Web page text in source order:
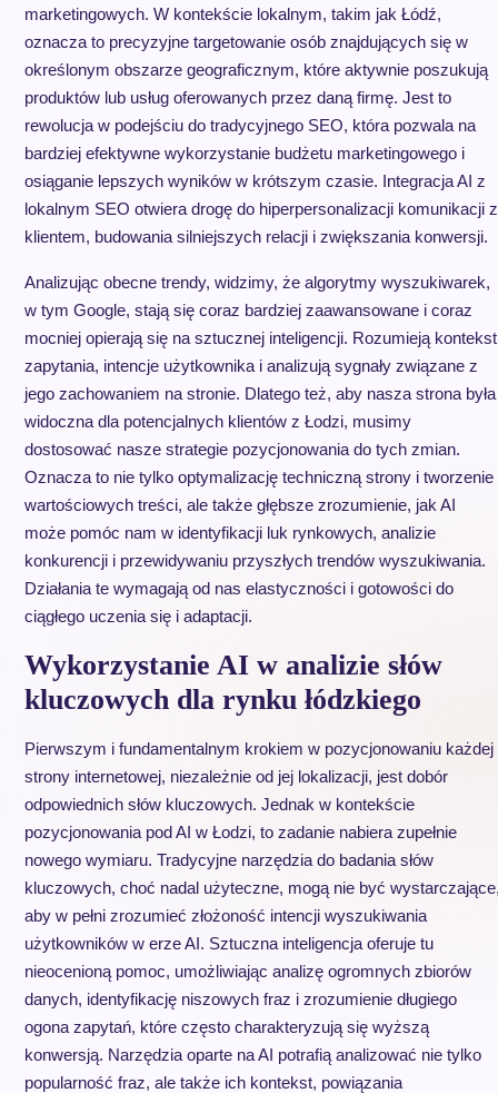
marketingowych. W kontekście lokalnym, takim jak Łódź,
oznacza to precyzyjne targetowanie osób znajdujących się w
określonym obszarze geograficznym, które aktywnie poszukują
produktów lub usług oferowanych przez daną firmę. Jest to
rewolucja w podejściu do tradycyjnego SEO, która pozwala na
bardziej efektywne wykorzystanie budżetu marketingowego i
osiąganie lepszych wyników w krótszym czasie. Integracja AI z
lokalnym SEO otwiera drogę do hiperpersonalizacji komunikacji z
klientem, budowania silniejszych relacji i zwiększania konwersji.
Analizując obecne trendy, widzimy, że algorytmy wyszukiwarek,
w tym Google, stają się coraz bardziej zaawansowane i coraz
mocniej opierają się na sztucznej inteligencji. Rozumieją kontekst
zapytania, intencje użytkownika i analizują sygnały związane z
jego zachowaniem na stronie. Dlatego też, aby nasza strona była
widoczna dla potencjalnych klientów z Łodzi, musimy
dostosować nasze strategie pozycjonowania do tych zmian.
Oznacza to nie tylko optymalizację techniczną strony i tworzenie
wartościowych treści, ale także głębsze zrozumienie, jak AI
może pomóc nam w identyfikacji luk rynkowych, analizie
konkurencji i przewidywaniu przyszłych trendów wyszukiwania.
Działania te wymagają od nas elastyczności i gotowości do
ciągłego uczenia się i adaptacji.
Wykorzystanie AI w analizie słów
kluczowych dla rynku łódzkiego
Pierwszym i fundamentalnym krokiem w pozycjonowaniu każdej
strony internetowej, niezależnie od jej lokalizacji, jest dobór
odpowiednich słów kluczowych. Jednak w kontekście
pozycjonowania pod AI w Łodzi, to zadanie nabiera zupełnie
nowego wymiaru. Tradycyjne narzędzia do badania słów
kluczowych, choć nadal użyteczne, mogą nie być
aby w pełni zrozumieć złożoność intencji wyszukiwania
użytkowników w erze AI. Sztuczna inteligencja oferuje tu
nieocenioną pomoc, umożliwiając analizę ogromnych zbiorów
danych, identyfikację niszowych fraz i zrozumienie długiego
ogona zapytań, które często charakteryzują się wyższą
konwersją. Narzędzia oparte na AI potrafią analizować nie tylko
popularność fraz, ale także ich kontekst, powiązania